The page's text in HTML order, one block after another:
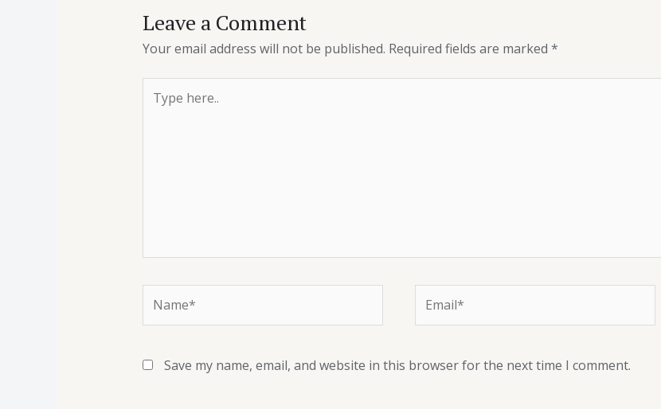
Leave a Comment
Your email address will not be published. Required fields are marked *
Save my name, email, and website in this browser for the next time I comment.